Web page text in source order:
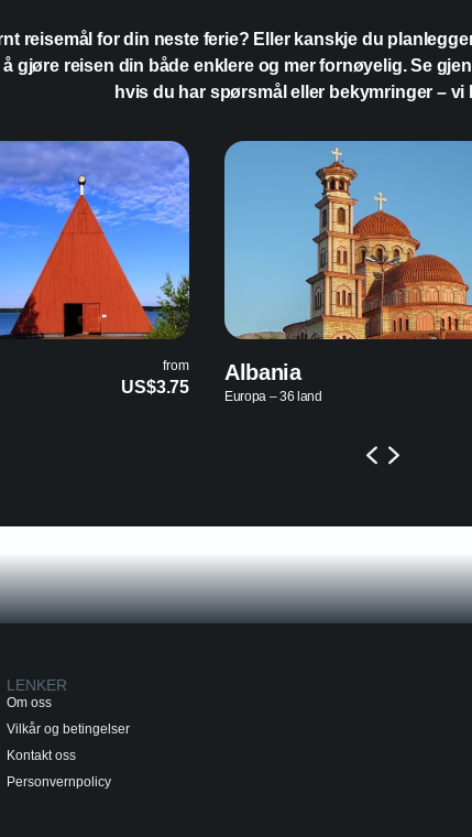
reisemål for din neste ferie? Eller kanskje du
gjøre reisen din både enklere og mer fornøyelig. Se
hvis du har spørsmål eller bekymringer – vi
from
US$3.89
Algerie
Afrika
LENKER
Om oss
Vilkår og betingelser
Kontakt oss
Personvernpolicy